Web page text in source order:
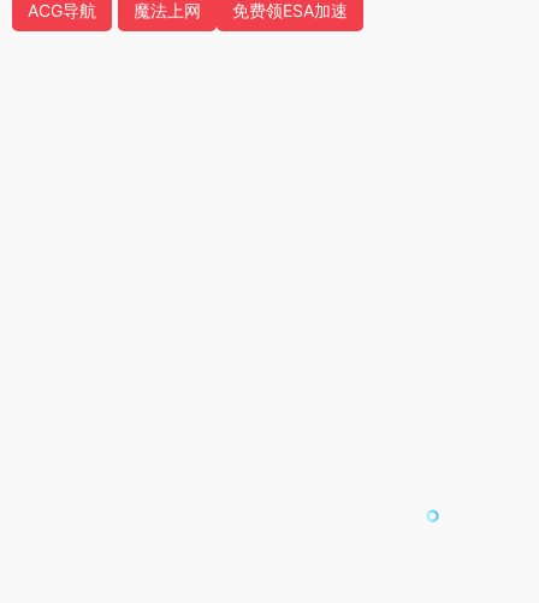
ACG导航 魔法上网 免费领ESA加速